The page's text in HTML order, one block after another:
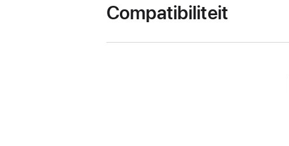
Compatibiliteit